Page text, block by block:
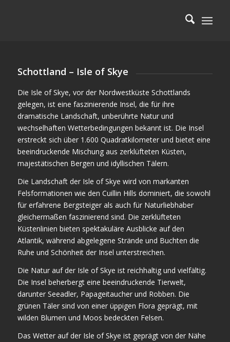
Schottland – Isle of Skye
Die Isle of Skye, vor der Nordwestküste Schottlands
gelegen, ist eine faszinierende Insel, die für ihre
dramatische Landschaft, unberührte Natur und
wechselhaften Wetterbedingungen bekannt ist. Die Insel
erstreckt sich über 1.600 Quadratkilometer und bietet eine
beeindruckende Mischung aus zerklüfteten Küsten,
majestätischen Bergen und idyllischen Tälern.
Die Landschaft der Isle of Skye wird von markanten
Felsformationen wie den Cuillin Hills dominiert, die sowohl
für erfahrene Bergsteiger als auch für Naturliebhaber
gleichermaßen faszinierend sind. Die zerklüfteten
Küstenlinien bieten spektakuläre Ausblicke auf den
Atlantik, während abgelegene Strände und Buchten die
Ruhe und Schönheit der Insel unterstreichen.
Die Natur auf der Isle of Skye ist reichhaltig und vielfältig.
Die Insel beherbergt eine beeindruckende Tierwelt,
darunter Seeadler, Papageitaucher und Robben. Die
grünen Täler sind von einer üppigen Flora geprägt, mit
wilden Blumen und Moos bedeckten Felsen.
Das Wetter auf der Isle of Skye ist geprägt von der Nähe